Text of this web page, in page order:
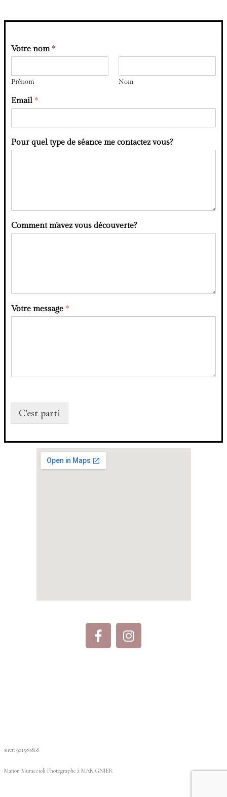
Votre nom *
Prénom Nom
Email *
Pour quel type de séance me contactez vous?
Comment m'avez vous découverte?
Votre message *
C'est parti
siret: 901581868
Manon Muraccioli Photographe à MARIGNIER